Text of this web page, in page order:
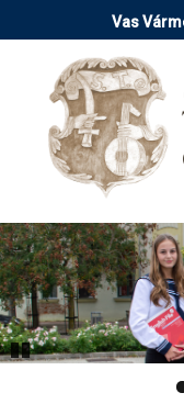
a
tartalomra
Vas